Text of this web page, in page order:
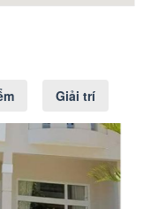
Giải trí